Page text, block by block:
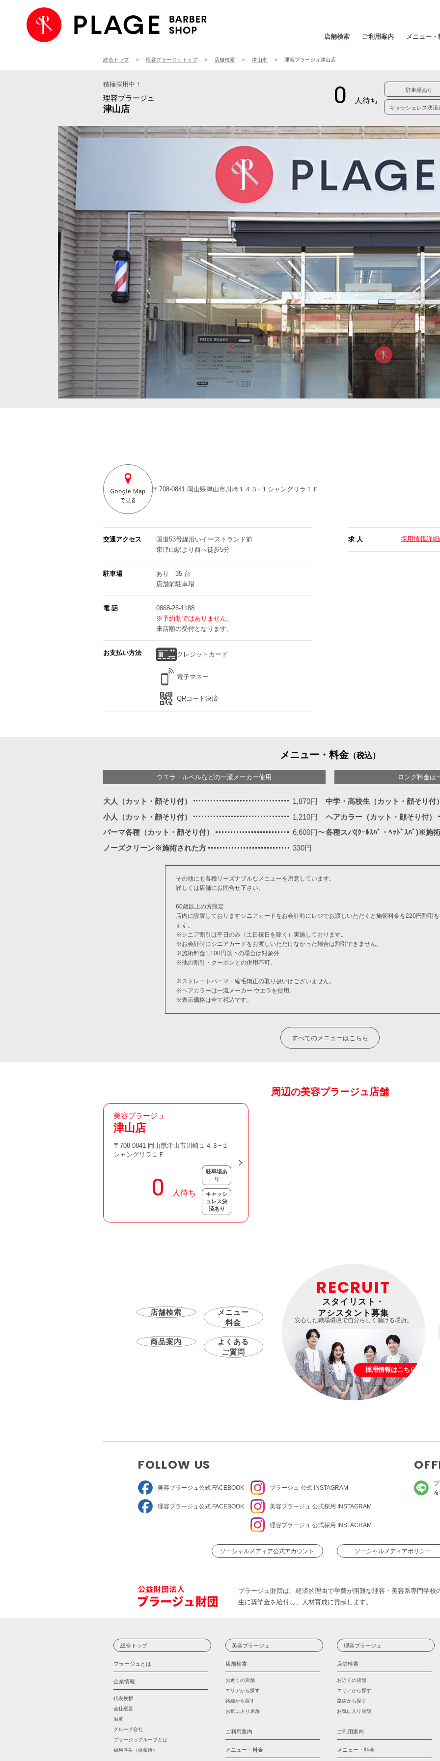
店舗検索 ご利用案内 メニュー・
総合トップ 理容プラージュトップ 店舗検索 津山市 理容プラージュ津山店
積極採用中！
理容プラージュ
津山店
駐車場あり
キャッシュレス決済
〒708-0841 岡山県津山市川崎１４３−１シャングリラ１Ｆ
交通アクセス
国道53号線沿いイーストランド前
東津山駅より西へ徒歩5分
駐車場
あり 35 台
店舗前駐車場
電 話
0868-26-1188
※予約制ではありません。
来店順の受付となります。
お支払い方法 クレジットカード
電子マネー
QRコード決済
求 人 採用情報詳
メニュー・料金（税込）
ウエラ・ルベルなどの一流メーカー使用 ロング料金は
大人（カット・顔そり付） 1,870円 中学・高校生（カット・顔そり付）
小人（カット・顔そり付）
1,210円 ヘアカラー（カット・顔そり付）
パーマ各種（カット・顔そり付）
6,600円〜各種スパ(ｸｰﾙｽﾊﾟ・ﾍｯﾄﾞｽﾊﾟ)※施
ノーズクリーン※施術された方
330円
その他にも各種リーズナブルなメニューを用意しています。
詳しくは店舗にお問合せ下さい。
60歳以上の方限定
店内に設置しておりますシニアカードをお会計時にレジでお渡しいただくと施術料金を220円割引
ます。
※シニア割引は平日のみ（土日祝日を除く）実施しております。
※お会計時にシニアカードをお渡しいただけなかった場合は割引できません。
※施術料金1,100円以下の場合は対象外
※他の割引・クーポンとの併用不可。
※ストレートパーマ・縮毛矯正の取り扱いはございません。
※ヘアカラーは一流メーカー ウエラを使用。
※表示価格は全て税込です。
すべてのメニューはこちら
周辺の美容プラージュ店舗
美容プラージュ
津山店
〒708-0841 岡山県津山市川崎１４３−１
シャングリラ１Ｆ
駐車場あ
り
キャッシ
ュレス決
済あり
店舗検索
メニュー
料金
商品案内
よくある
ご質問
RECRUIT
スタイリスト・
アシスタント募集
安心した職場環境で自分らしく働ける場所。
採用情報はこちら
FOLLOW US
美容プラージュ 公式 FACEBOOK
理容プラージュ 公式 FACEBOOK
プラージュ公式 INSTAGRAM
美容プラージュ 公式採用 INSTAGRAM
理容プラージュ 公式採用 INSTAGRAM
ソーシャルメディア公式アカウント ソーシャルメディアポリシー
プラージュ財団は、経済的理由で学費が困難な理容・美容系専門学校
生に奨学金を給付し、人材育成に貢献します。
総合トップ
プラージュとは
企業情報
代表挨拶
会社概要
沿革
グループ会社
プラージュグループとは
福利厚生（保養所）
美容プラージュ
店舗検索
お近くの店舗
エリアから探す
路線から探す
お気に入り店舗
ご利用案内
メニュー・料金
理容プラージュ
店舗検索
お近くの店舗
エリアから探す
路線から探す
お気に入り店舗
ご利用案内
メニュー・料金